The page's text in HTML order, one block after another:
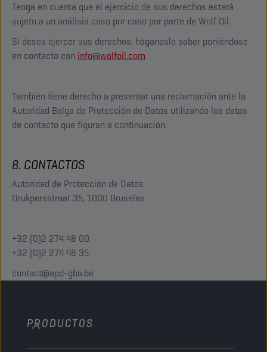
Tenga en cuenta que el ejercicio de sus derechos estará
sujeto a un análisis caso por caso por parte de Wolf Oil.
Si desea ejercer sus derechos, háganoslo saber poniéndose
en contacto con info@wolfoil.com
También tiene derecho a presentar una reclamación ante la
Autoridad Belga de Protección de Datos utilizando los datos
de contacto que figuran a continuación.
8. CONTACTOS
Autoridad de Protección de Datos
Drukpersstraat 35, 1000 Bruselas
+32 (0)2 274 48 00
+32 (0)2 274 48 35
contact@apd-gba.be
PRODUCTOS